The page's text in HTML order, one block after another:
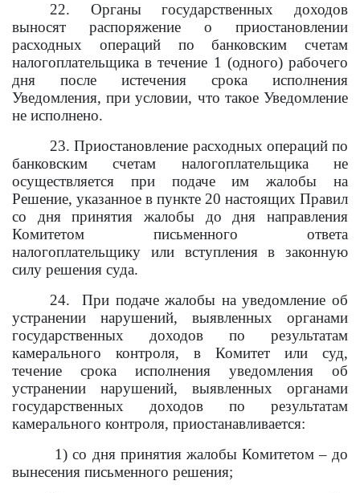
22. Органы государственных доходов
выносят распоряжение о приостановлении
расходных операций по банковским счетам
налогоплательщика в течение 1 (одного) рабочего
дня после истечения срока исполнения
Уведомления, при условии, что такое Уведомление
не исполнено.
23. Приостановление расходных операций по
банковским счетам налогоплательщика не
осуществляется при подаче им жалобы на
Решение, указанное в пункте 20 настоящих Правил
со дня принятия жалобы до дня направления
Комитетом письменного ответа
налогоплательщику или вступления в законную
силу решения суда.
24. При подаче жалобы на уведомление об
устранении нарушений, выявленных органами
государственных доходов по результатам
камерального контроля, в Комитет или суд,
течение срока исполнения уведомления об
устранении нарушений, выявленных органами
государственных доходов по результатам
камерального контроля, приостанавливается:
1) со дня принятия жалобы Комитетом – до
вынесения письменного решения;